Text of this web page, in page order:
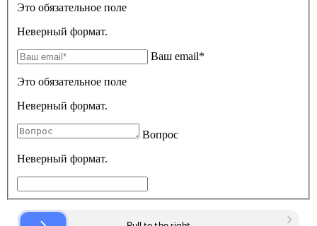
Это обязательное поле
Неверный формат.
Ваш email*
Это обязательное поле
Неверный формат.
Вопрос
Неверный формат.